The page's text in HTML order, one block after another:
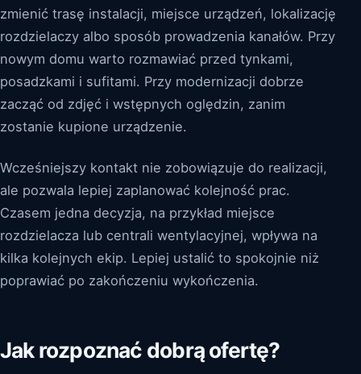
zmienić trasę instalacji, miejsce urządzeń, lokalizację
rozdzielaczy albo sposób prowadzenia kanałów. Przy
nowym domu warto rozmawiać przed tynkami,
posadzkami i sufitami. Przy modernizacji dobrze
zacząć od zdjęć i wstępnych oględzin, zanim
zostanie kupione urządzenie.
Wcześniejszy kontakt nie zobowiązuje do realizacji,
ale pozwala lepiej zaplanować kolejność prac.
Czasem jedna decyzja, na przykład miejsce
rozdzielacza lub centrali wentylacyjnej, wpływa na
kilka kolejnych ekip. Lepiej ustalić to spokojnie niż
poprawiać po zakończeniu wykończenia.
Jak rozpoznać dobrą ofertę?